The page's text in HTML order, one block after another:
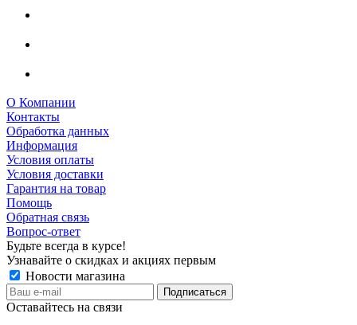
О Компании
Контакты
Обработка данных
Информация
Условия оплаты
Условия доставки
Гарантия на товар
Помощь
Обратная связь
Вопрос-ответ
Будьте всегда в курсе!
Узнавайте о скидках и акциях первым
Новости магазина
Оставайтесь на связи